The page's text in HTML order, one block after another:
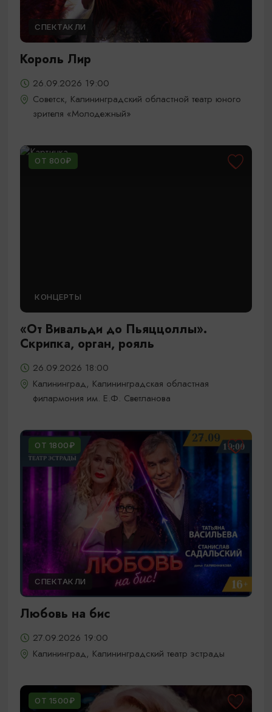
СПЕКТАКЛИ
Король Лир
26.09.2026 19:00
Советск, Калининградский областной театр юного
зрителя «Молодежный»
ОТ 800₽
КОНЦЕРТЫ
«От Вивальди до Пьяццоллы».
Скрипка, орган, рояль
26.09.2026 18:00
Калининград, Калининградская областная
филармония им. Е.Ф. Светланова
ОТ 1800₽
СПЕКТАКЛИ
Любовь на бис
27.09.2026 19:00
Калининград, Калининградский театр эстрады
ОТ 1500₽